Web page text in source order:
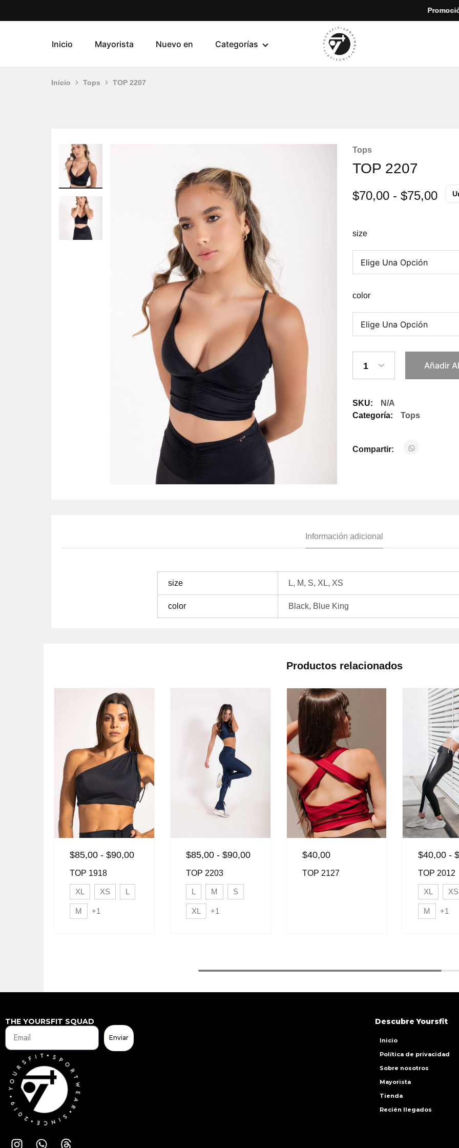
Promoción
Inicio Mayorista Nuevo en Categorías yoursfit
Estilo
rendimiento
Inicio Tops TOP 2207
Tops
TOP 2207
$70,00 - $75,00
size
color
1 Añadir
SKU:
N/A
Categoría:
Tops
Compartir:
Información adicional
size L, M, S, XL, XS
color Black, Blue King
Productos relacionados
$85,00 - $90,00
TOP 1918
XL XS L
M +1
$85,00 - $90,00
TOP 2203
L M S
XL +1
$40,00
TOP 2127
$40,00 -
TOP 2012
XL XS
M +1
THE YOURSFIT SQUAD
Enviar
Inicio
Política de privacidad
Sobre nosotros
Mayorista
Tienda
Recién llegados
Descubre Yoursfit